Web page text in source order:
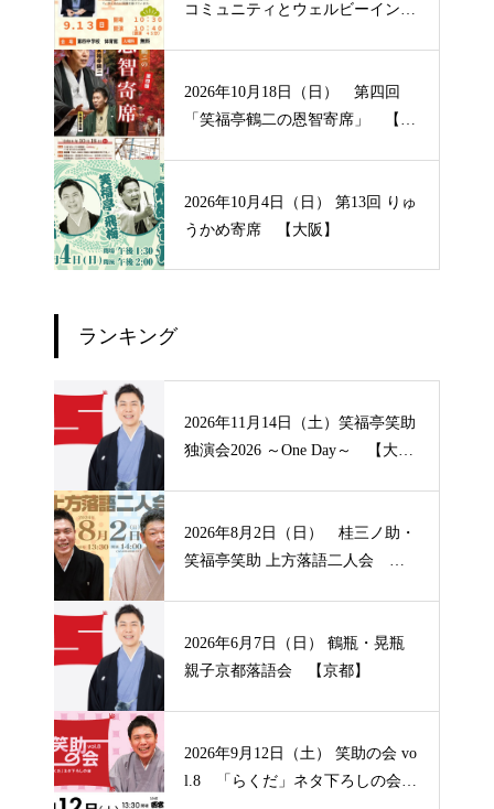
コミュニティとウェルビーイン
2026年10月18日（日） 第四回
「笑福亭鶴二の恩智寄席」 【大
2026年10月4日（日） 第13回 りゅ
うかめ寄席 【大阪】
ランキング
2026年11月14日（土）笑福亭笑助
独演会2026 ～One Day～ 【大
2026年8月2日（日） 桂三ノ助・
笑福亭笑助 上方落語二人会
2026年6月7日（日） 鶴瓶・晃瓶
親子京都落語会 【京都】
2026年9月12日（土） 笑助の会 vo
l.8 「らくだ」ネタ下ろしの会